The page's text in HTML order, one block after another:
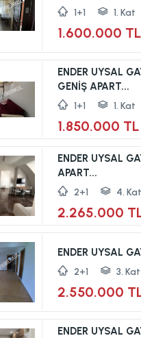
1+1 1. Kat
1.600.000 TL
ENDER UYSAL
GENİŞ APART...
1+1 1. Kat
1.850.000 TL
ENDER UYSAL
APART...
2+1 4. Kat
2.265.000
ENDER UYSAL
2+1 3. Kat
2.550.000
ENDER UYSAL